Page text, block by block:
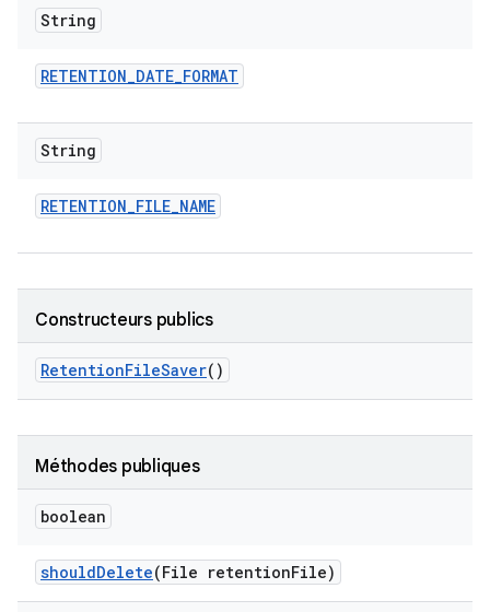
String
RETENTION_DATE_FORMAT
String
RETENTION_FILE_NAME
Constructeurs publics
RetentionFileSaver()
Méthodes publiques
boolean
shouldDelete(File retentionFile)